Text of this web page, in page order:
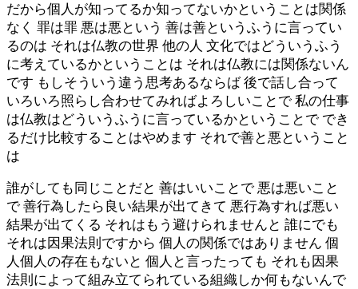
だから個人が知ってるか知ってないかということは関係
なく 罪は罪 悪は悪という 善は善というふうに言ってい
るのは それは仏教の世界 他の人 文化ではどういうふう
に考えているかということは それは仏教には関係ないん
です もしそういう違う思考あるならば 後で話し合って
いろいろ照らし合わせてみればよろしいことで 私の仕事
は仏教はどういうふうに言っているかということで でき
るだけ比較することはやめます それで善と悪ということ
は
誰がしても同じことだと 善はいいことで 悪は悪いこと
で 善行為したら良い結果が出てきて 悪行為すれば悪い
結果が出てくる それはもう避けられませんと 誰にでも
それは因果法則ですから 個人の関係ではありません 個
人個人の存在もないと 個人と言ったっても それも因果
法則によって組み立てられている組織しか何もないんで